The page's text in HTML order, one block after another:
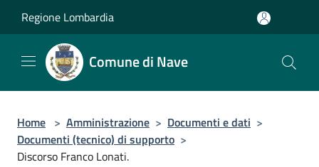
Regione Lombardia
Comune di Nave
Home > Amministrazione > Documenti e dati >
Documenti (tecnico) di supporto >
Discorso Franco Lonati.